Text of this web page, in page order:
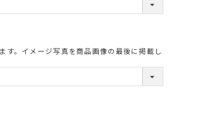
す。イメージ写真を商品画像の最後に掲載し